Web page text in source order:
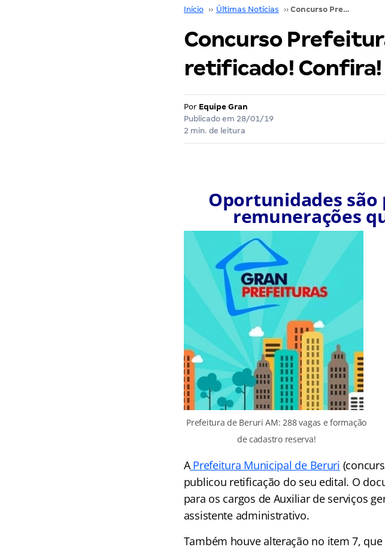
Início ›› Últimas Notícias ›› Concurso Prefeitura de Beruri AM: edital é retificado! Confira!
Concurso
retificado! Confira!
Por Equipe Gran
Publicado em 28/01/19
2 min. de leitura
Oportunidades são
remunerações
Prefeitura de Beruri AM: 288 vagas e formação
de cadastro reserva!
APrefeitura Municipal de Beruri
publicou retificação do seu edital. O
para os cargos de Auxiliar de serviços
assistente administrativo.
Também houve alteração no item 7,